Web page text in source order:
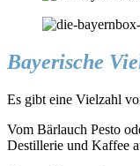
Bayerische
Es gibt eine Vielzahl
Vom Bärlauch Pesto
Destillerie und Kaffee